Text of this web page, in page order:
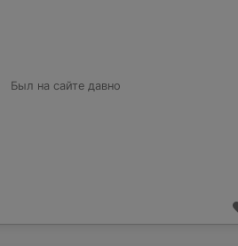
Был на сайте давно